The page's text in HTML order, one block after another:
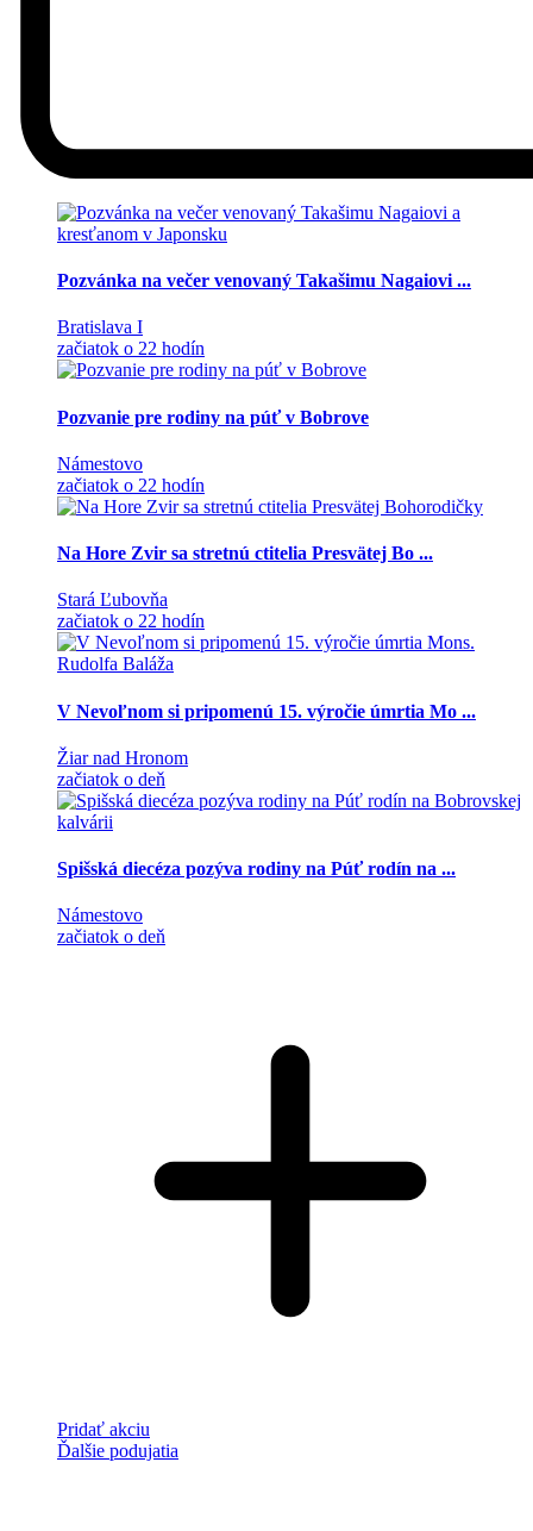
Pozvánka na večer venovaný Takašimu Nagaiovi ...
Bratislava I
začiatok o 22 hodín
Pozvanie pre rodiny na púť v Bobrove
Námestovo
začiatok o 22 hodín
Na Hore Zvir sa stretnú ctitelia Presvätej Bo ...
Stará Ľubovňa
začiatok o 22 hodín
V Nevoľnom si pripomenú 15. výročie úmrtia Mo ...
Žiar nad Hronom
začiatok o deň
Spišská diecéza pozýva rodiny na Púť rodín na ...
Námestovo
začiatok o deň
Pridať akciu
Ďalšie podujatia